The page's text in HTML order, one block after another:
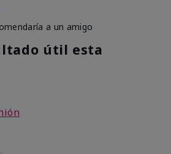
a un amigo
útil esta